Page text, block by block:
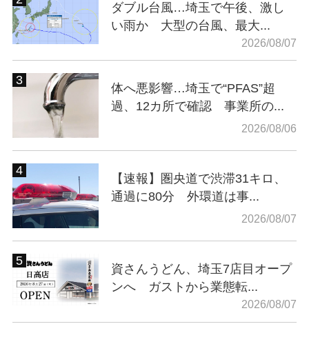
ダブル台風…埼玉で午後、激し
い雨か 大型の台風、最大...
2026/08/07
体へ悪影響…埼玉で“PFAS”超
過、12カ所で確認 事業所の...
2026/08/06
【速報】圏央道で渋滞31キロ、
通過に80分 外環道は事...
2026/08/07
資さんうどん、埼玉7店目オープ
ンへ ガストから業態転...
2026/08/07